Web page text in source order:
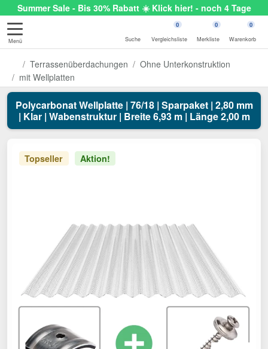
Summer Sale - Bis 30% Rabatt ☀️ Klick hier! - noch 4 Tage
Menü Suche
0
Vergleichsliste
0
Merkliste
0
Warenkorb
Terrassenüberdachungen
Ohne Unterkonstruktion
mit Wellplatten
Polycarbonat Wellplatte | 76/18 | Sparpaket | 2,80 mm
| Klar | Wabenstruktur | Breite 6,93 m | Länge 2,00 m
Topseller Aktion!